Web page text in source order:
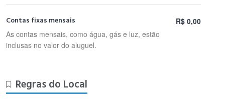
Contas fixas mensais
As contas mensais, como água, gás e luz, estão
inclusas no valor do aluguel.
R$ 0,00
Regras do Local